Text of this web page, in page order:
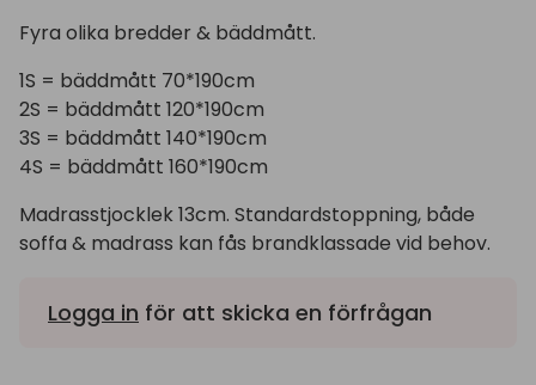
Fyra olika bredder & bäddmått.
1S = bäddmått 70*190cm
2S = bäddmått 120*190cm
3S = bäddmått 140*190cm
4S = bäddmått 160*190cm
Madrasstjocklek 13cm. Standardstoppning, både
soffa & madrass kan fås brandklassade vid behov.
Logga in för att skicka en förfrågan